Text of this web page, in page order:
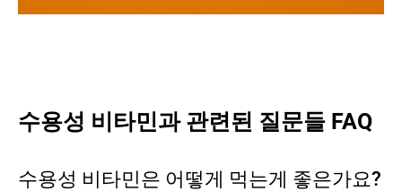
수용성 비타민과 관련된 질문들 FAQ
수용성 비타민은 어떻게 먹는게 좋은가요?